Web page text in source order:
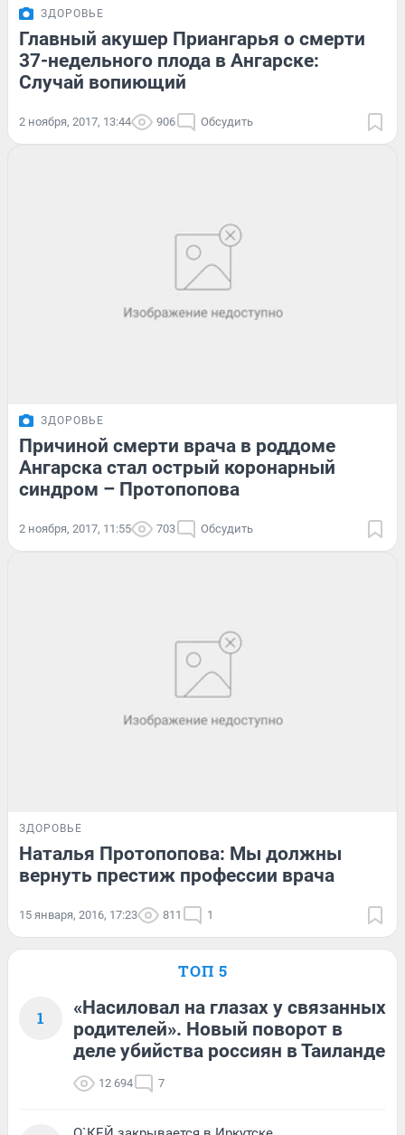
ЗДОРОВЬЕ
Главный акушер Приангарья о смерти
37-недельного плода в Ангарске:
Случай вопиющий
2 ноября, 2017, 13:44 906 Обсудить
ЗДОРОВЬЕ
Причиной смерти врача в роддоме
Ангарска стал острый коронарный
синдром – Протопопова
2 ноября, 2017, 11:55 703 Обсудить
ЗДОРОВЬЕ
Наталья Протопопова: Мы должны
вернуть престиж профессии врача
15 января, 2016, 17:23 811 1
ТОП 5
1
«Насиловал на глазах у связанных
родителей». Новый поворот в
деле убийства россиян в Таиланде
12 694 7